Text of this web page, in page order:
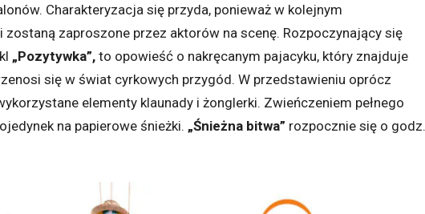
Charakteryzacja się przyda, ponieważ w kolejnym
zaproszone przez aktorów na scenę. Rozpoczynający się
„Pozytywka”, to opowieść o nakręcanym pajacyku, który znajduje
się w świat cyrkowych przygód. W przedstawieniu oprócz
elementy klaunady i żonglerki. Zwieńczeniem pełnego
na papierowe śnieżki. „Śnieżna bitwa” rozpocznie się o godz.